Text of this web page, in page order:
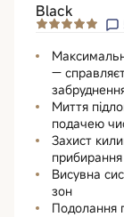
Black
—
Миття
подачею
Захист
прибирання
Висувна
зон
Подолання